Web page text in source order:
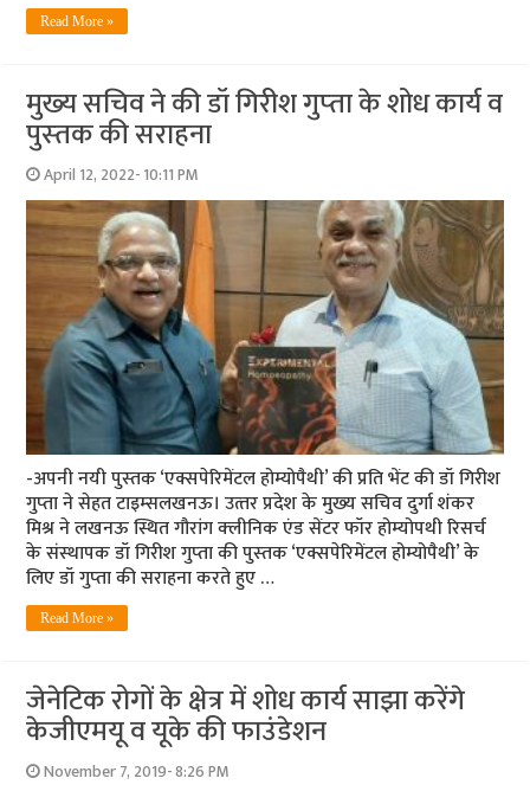
Read More »
मुख्‍य सचिव ने की डॉ गिरीश गुप्‍ता के शोध कार्य व
पुस्‍तक की सराहना
April 12, 2022- 10:11 PM
-अपनी नयी पुस्‍तक ‘एक्सपेरिमेंटल होम्योपैथी’ की प्रति भेंट की डॉ गिरीश
गुप्‍ता ने सेहत टाइम्‍सलखनऊ। उत्‍तर प्रदेश के मुख्‍य सचिव दुर्गा शंकर
मिश्र ने लखनऊ स्थित गौरांग क्‍लीनिक एंड सेंटर फॉर होम्‍योपथी रिसर्च
के संस्‍थापक डॉ गिरीश गुप्‍ता की पुस्‍तक ‘एक्सपेरिमेंटल होम्योपैथी’ के
लिए डॉ गुप्‍ता की सराहना करते हुए …
Read More »
जेनेटिक रोगों के क्षेत्र में शोध कार्य साझा करेंगे
केजीएमयू व यूके की फाउंडेशन
November 7, 2019- 8:26 PM